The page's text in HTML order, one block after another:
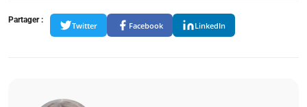
Partager :
Twitter Facebook LinkedIn